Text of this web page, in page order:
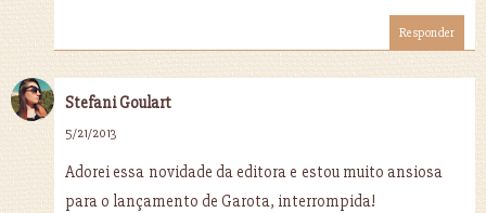
Responder
Stefani Goulart
5/21/2013
Adorei essa novidade da editora e estou muito ansiosa
para o lançamento de Garota, interrompida!